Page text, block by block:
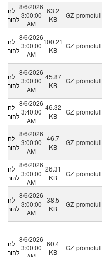
לחץ
להורדה
8/6/2026
3:00:00
AM
63.2
KB
GZ promofull
לחץ
להורדה
8/6/2026
3:00:00
AM
100.21
KB
GZ promofull
לחץ
להורדה
8/6/2026
3:00:00
AM
45.87
KB
GZ promofull
לחץ
להורדה
8/6/2026
3:40:00
AM
46.32
KB
GZ promofull
לחץ
להורדה
8/6/2026
3:00:00
AM
46.7
KB
GZ promofull
לחץ
להורדה
8/6/2026
3:00:00
AM
26.31
KB
GZ promofull
לחץ
להורדה
8/6/2026
3:00:00
AM
38.5
KB
GZ promofull
לחץ
להורדה
8/6/2026
3:00:00
60.4
KB
GZ promofull